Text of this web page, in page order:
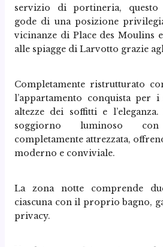
servizio di portineria, questo
gode di una posizione
vicinanze di Place des Moulins
alle spiagge di Larvotto grazie
Completamente ristrutturato
l’appartamento conquista per
altezze dei soffitti e
soggiorno luminoso
completamente attrezzata,
moderno e conviviale.
La zona notte comprende
ciascuna con il proprio bagno,
privacy.